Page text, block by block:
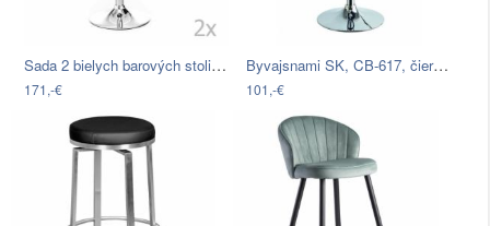
Sada 2 bielych barových stoličiek…
171,-€
Byvajsnami SK, CB-617, čierna/chróm
101,-€